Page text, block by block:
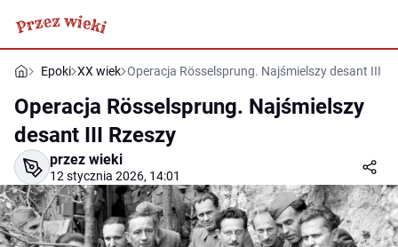
Epoki XX wiek Operacja Rösselsprung. Najśmielszy desant III
Operacja Rösselsprung. Najśmielszy
desant III Rzeszy
przez wieki
12 stycznia 2026, 14:01